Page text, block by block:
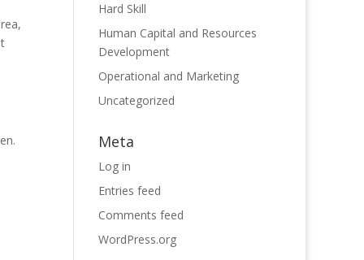
Hard Skill
Human Capital and Resources
Development
Operational and Marketing
Uncategorized
Meta
Log in
Entries feed
Comments feed
WordPress.org